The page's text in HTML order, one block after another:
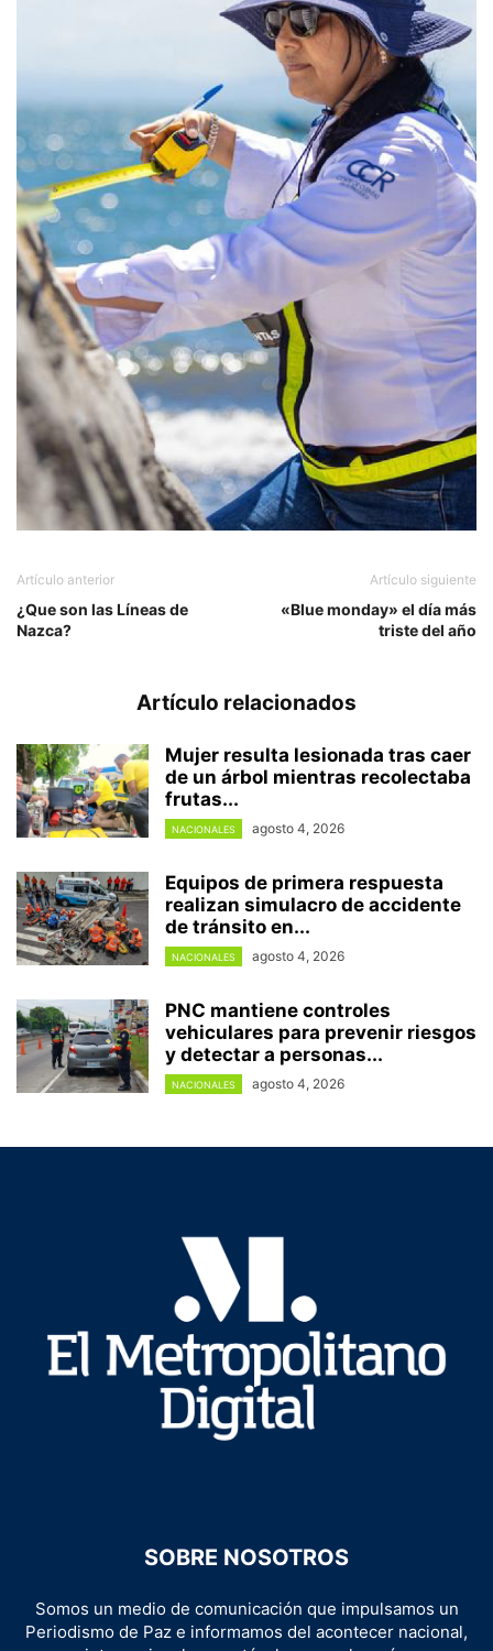
Artículo anterior
¿Que son las Líneas de
Nazca?
Artículo siguiente
«Blue monday» el día más
triste del año
Artículo relacionados
Mujer resulta lesionada tras caer
de un árbol mientras recolectaba
frutas...
NACIONALES agosto 4, 2026
Equipos de primera respuesta
realizan simulacro de accidente
de tránsito en...
NACIONALES agosto 4, 2026
PNC mantiene controles
vehiculares para prevenir riesgos
y detectar a personas...
NACIONALES agosto 4, 2026
SOBRE NOSOTROS
Somos un medio de comunicación que impulsamos un
Periodismo de Paz e informamos del acontecer nacional,